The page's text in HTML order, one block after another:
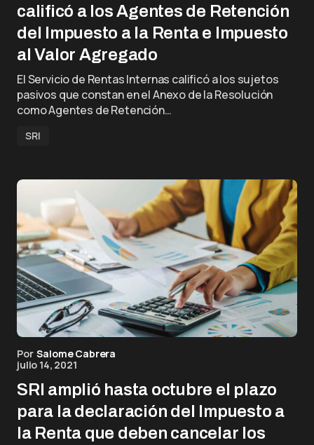
calificó a los Agentes de Retención
del Impuesto a la Renta e Impuesto
al Valor Agregado
El Servicio de Rentas Internas calificó a los sujetos
pasivos que constan en el Anexo de la Resolución
como Agentes de Retención…
SRI
Por Salome Cabrera
julio 14, 2021
SRI amplió hasta octubre el plazo
para la declaración del Impuesto a
la Renta que deben cancelar los